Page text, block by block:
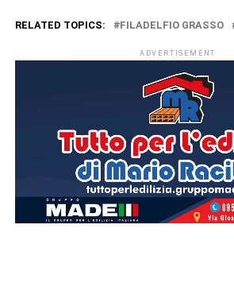
RELATED TOPICS: FILADELFIO GRASSO
ADVERTISEMENT